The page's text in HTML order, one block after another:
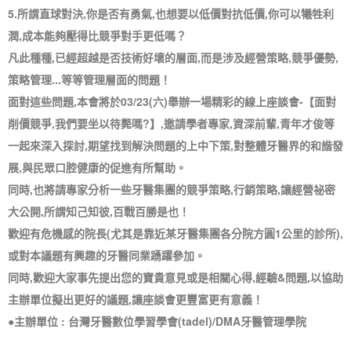
5.所謂直球對決,你是否有勇氣,也想要以低價對抗低價,你可以犧牲利
潤,成本能夠壓得比競爭對手更低嗎？
凡此種種,已經超越是否技術好壞的層面,而是涉及經營策略,競爭優勢,
策略管理...等等管理層面的問題！
面對這些問題,本會將於03/23(六)舉辦一場精彩的線上座談會-【面對
削價競爭,我們要坐以待斃嗎?】,邀請學者專家,資深前輩,青年才俊等
一起來深入探討,期望找到解決問題的上中下策,對整體牙醫界的和諧發
展,與民眾口腔健康的促進有所幫助。
同時,也將請專家分析一些牙醫集團的競爭策略,行銷策略,讓經營祕密
大公開,所謂知己知彼,百戰百勝是也！
歡迎有危機感的院長(尤其是靠近某牙醫集團各分院方圓1公里的診所),
或對本議題有興趣的牙醫同業踴躍參加。
同時,歡迎大家事先提出您的寶貴意見或是相關心得,經驗&問題,以協助
主辦單位擬出更好的議題,讓座談會更豐富更有意義！
●主辦單位 : 台灣牙醫數位學習學會(tadel)/DMA牙醫管理學院